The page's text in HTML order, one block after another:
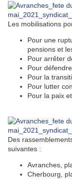
Les mobilisations
Pour une
pensions et
Pour arrêter
Pour
Pour la
Pour lutter
Pour la paix
Des
suivantes :
Avranches,
Cherbourg,